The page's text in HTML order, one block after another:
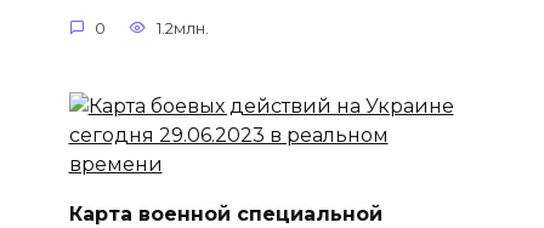
0 1.2млн.
Карта военной специальной